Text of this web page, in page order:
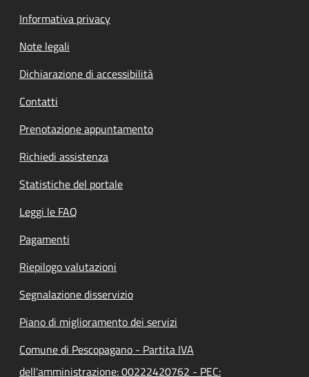
Informativa privacy
Note legali
Dichiarazione di accessibilità
Contatti
Prenotazione appuntamento
Richiedi assistenza
Statistiche del portale
Leggi le FAQ
Pagamenti
Riepilogo valutazioni
Segnalazione disservizio
Piano di miglioramento dei servizi
Comune di Pescopagano - Partita IVA
dell'amministrazione: 00222420762 - PEC: